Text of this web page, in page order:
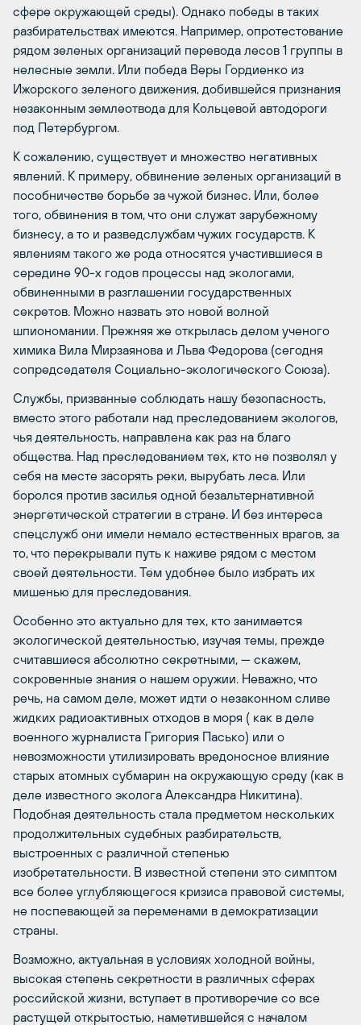
сфере окружающей среды). Однако победы в таких
разбирательствах имеются. Например, опротестование
рядом зеленых организаций перевода лесов 1 группы в
нелесные земли. Или победа Веры Гордиенко из
Ижорского зеленого движения, добившейся признания
незаконным землеотвода для Кольцевой автодороги
под Петербургом.
К сожалению, существует и множество негативных
явлений. К примеру, обвинение зеленых организаций в
пособничестве борьбе за чужой бизнес. Или, более
того, обвинения в том, что они служат зарубежному
бизнесу, а то и разведслужбам чужих государств. К
явлениям такого же рода относятся участившиеся в
середине 90-х годов процессы над экологами,
обвиненными в разглашении государственных
секретов. Можно назвать это новой волной
шпиономании. Прежняя же открылась делом ученого
химика Вила Мирзаянова и Льва Федорова (сегодня
сопредседателя Социально-экологического Союза).
Службы, призванные соблюдать нашу безопасность,
вместо этого работали над преследованием экологов,
чья деятельность, направлена как раз на благо
общества. Над преследованием тех, кто не позволял у
себя на месте засорять реки, вырубать леса. Или
боролся против засилья одной безальтернативной
энергетической стратегии в стране. И без интереса
спецслужб они имели немало естественных врагов, за
то, что перекрывали путь к наживе рядом с местом
своей деятельности. Тем удобнее было избрать их
мишенью для преследования.
Особенно это актуально для тех, кто занимается
экологической деятельностью, изучая темы, прежде
считавшиеся абсолютно секретными, — скажем,
сокровенные знания о нашем оружии. Неважно, что
речь, на самом деле, может идти о незаконном сливе
жидких радиоактивных отходов в моря ( как в деле
военного журналиста Григория Пасько) или о
невозможности утилизировать вредоносное влияние
старых атомных субмарин на окружающую среду (как в
деле известного эколога Александра Никитина).
Подобная деятельность стала предметом нескольких
продолжительных судебных разбирательств,
выстроенных с различной степенью
изобретательности. В известной степени это симптом
все более углубляющегося кризиса правовой системы,
не поспевающей за переменами в демократизации
страны.
Возможно, актуальная в условиях холодной войны,
высокая степень секретности в различных сферах
российской жизни, вступает в противоречие со все
растущей открытостью, наметившейся с началом